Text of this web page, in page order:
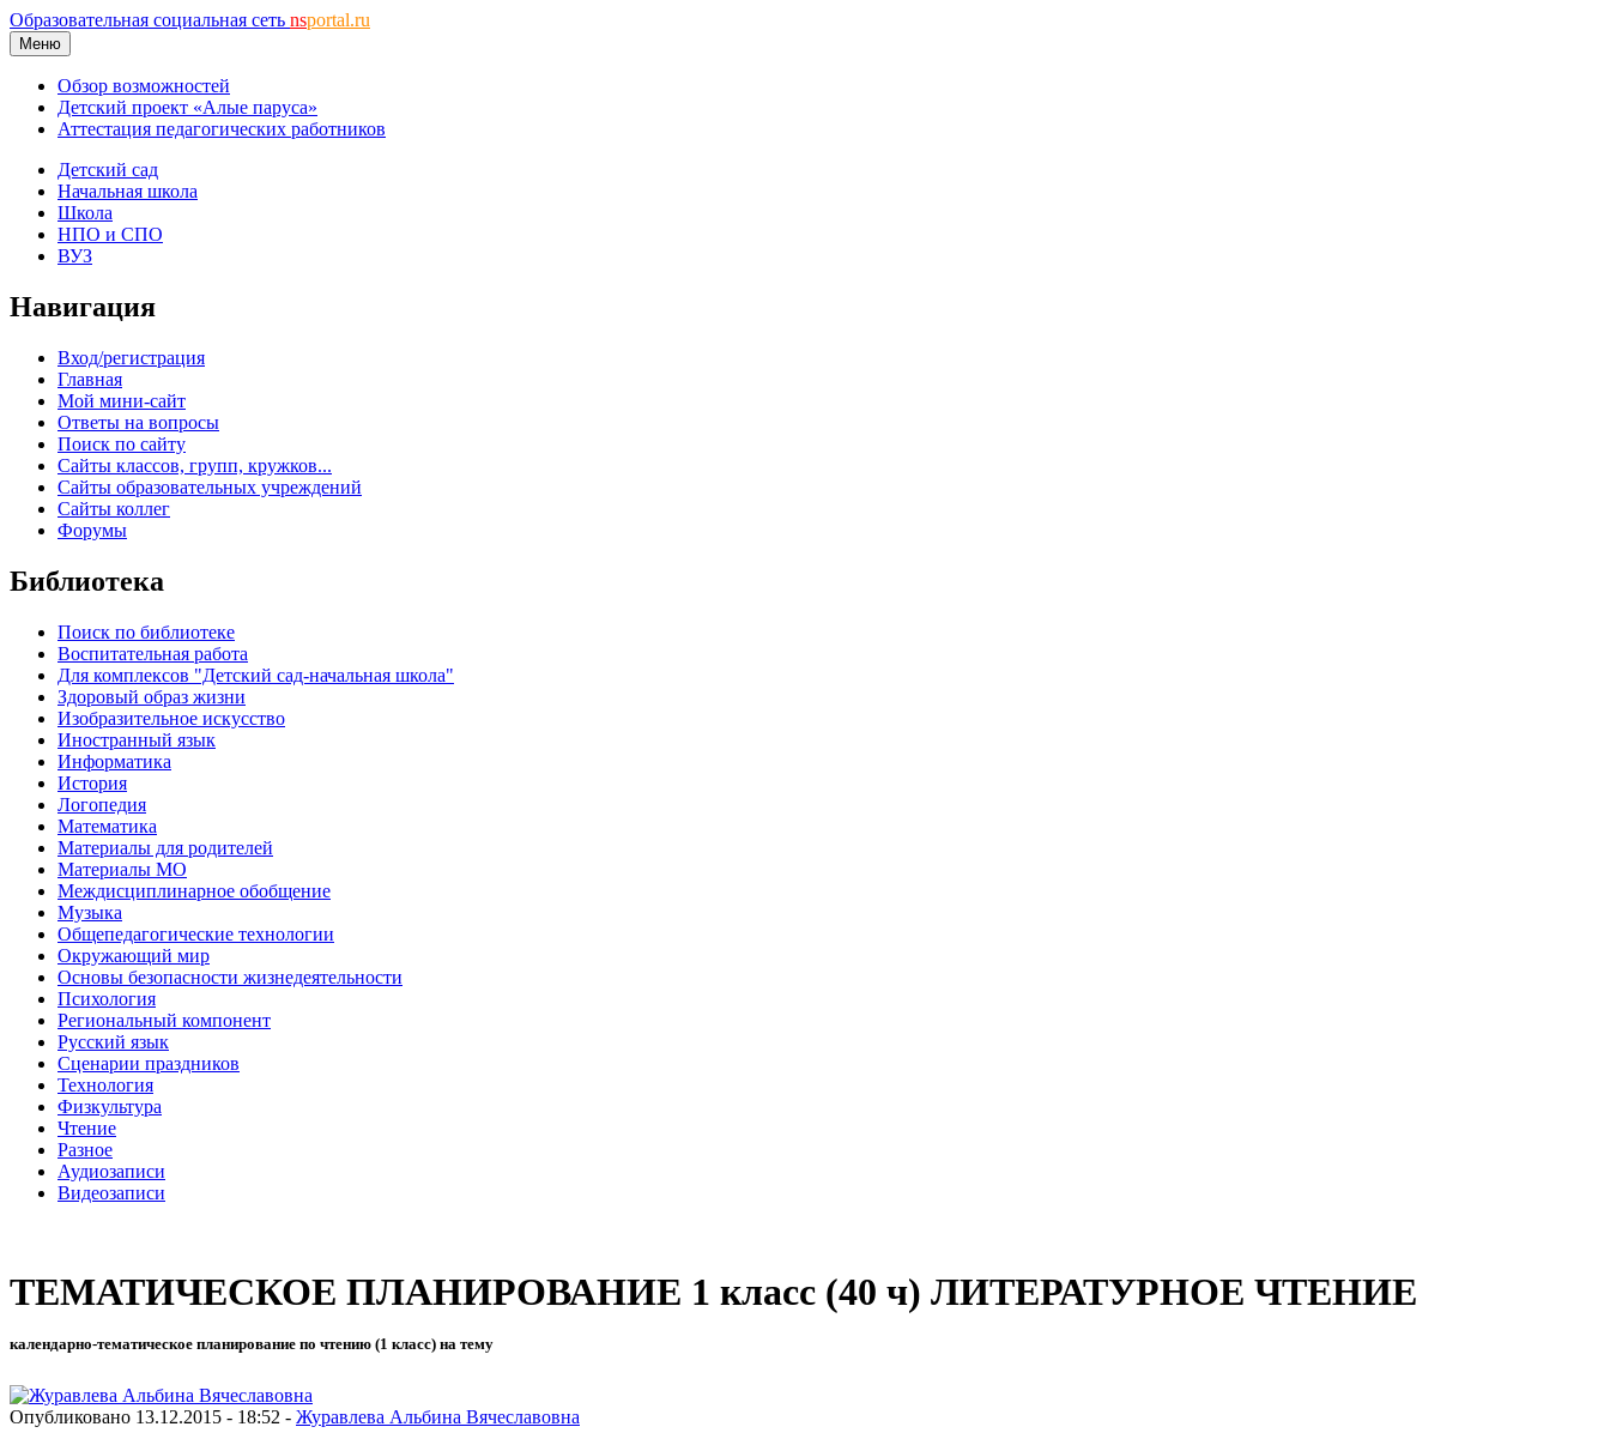
Образовательная социальная сеть nsportal.ru
Меню
Обзор возможностей
Детский проект «Алые паруса»
Аттестация педагогических работников
Детский сад
Начальная школа
Школа
НПО и СПО
ВУЗ
Навигация
Вход/регистрация
Главная
Мой мини-сайт
Ответы на вопросы
Поиск по сайту
Сайты классов, групп, кружков...
Сайты образовательных учреждений
Сайты коллег
Форумы
Библиотека
Поиск по библиотеке
Воспитательная работа
Для комплексов "Детский сад-начальная школа"
Здоровый образ жизни
Изобразительное искусство
Иностранный язык
Информатика
История
Логопедия
Математика
Материалы для родителей
Материалы МО
Междисциплинарное обобщение
Музыка
Общепедагогические технологии
Окружающий мир
Основы безопасности жизнедеятельности
Психология
Региональный компонент
Русский язык
Сценарии праздников
Технология
Физкультура
Чтение
Разное
Аудиозаписи
Видеозаписи
ТЕМАТИЧЕСКОЕ ПЛАНИРОВАНИЕ 1 класс (40 ч) ЛИТЕРАТУРНОЕ ЧТЕНИЕ
календарно-тематическое планирование по чтению (1 класс) на тему
Опубликовано 13.12.2015 - 18:52 - Журавлева Альбина Вячеславовна